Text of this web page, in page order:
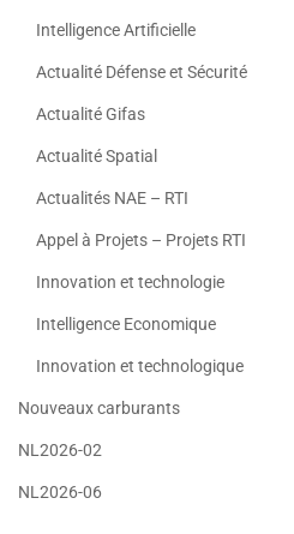
Intelligence Artificielle
Actualité Défense et Sécurité
Actualité Gifas
Actualité Spatial
Actualités NAE – RTI
Appel à Projets – Projets RTI
Innovation et technologie
Intelligence Economique
Innovation et technologique
Nouveaux carburants
NL2026-02
NL2026-06